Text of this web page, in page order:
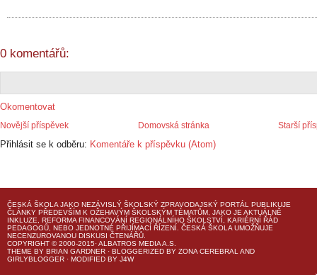
0 komentářů:
Okomentovat
Novější příspěvek Starší
Domovská stránka
Přihlásit se k odběru: Komentáře k příspěvku (Atom)
ČESKÁ ŠKOLA JAKO NEZÁVISLÝ ŠKOLSKÝ ZPRAVODAJSKÝ PORTÁL PUBLIKUJE
ČLÁNKY PŘEDEVŠÍM K OŽEHAVÝM ŠKOLSKÝM TÉMATŮM, JAKO JE AKTUÁLNĚ
INKLUZE, REFORMA FINANCOVÁNÍ REGIONÁLNÍHO ŠKOLSTVÍ, KARIÉRNÍ ŘÁD
PEDAGOGŮ, NEBO JEDNOTNÉ PŘIJÍMACÍ ŘÍZENÍ. ČESKÁ ŠKOLA UMOŽŇUJE
NECENZUROVANOU DISKUSI ČTENÁŘŮ.
COPYRIGHT © 2000-2015· ALBATROS MEDIA A.S.
THEME BY BRIAN GARDNER · BLOGGERIZED BY ZONA CEREBRAL AND
GIRLYBLOGGER · MODIFIED BY J4W